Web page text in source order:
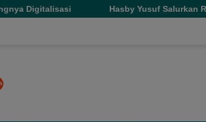
Hasby Yusuf Salurkan Ratusan Paket